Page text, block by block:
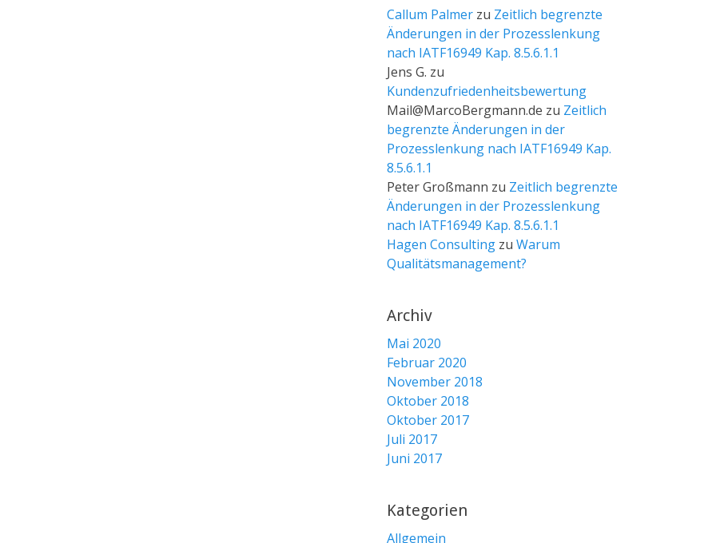
Callum Palmer zu Zeitlich begrenzte
Änderungen in der Prozesslenkung
nach IATF16949 Kap. 8.5.6.1.1
Jens G. zu
Kundenzufriedenheitsbewertung
Mail@MarcoBergmann.de zu Zeitlich
begrenzte Änderungen in der
Prozesslenkung nach IATF16949 Kap.
8.5.6.1.1
Peter Großmann zu Zeitlich begrenzte
Änderungen in der Prozesslenkung
nach IATF16949 Kap. 8.5.6.1.1
Hagen Consulting zu Warum
Qualitätsmanagement?
Archiv
Mai 2020
Februar 2020
November 2018
Oktober 2018
Oktober 2017
Juli 2017
Juni 2017
Kategorien
Allgemein